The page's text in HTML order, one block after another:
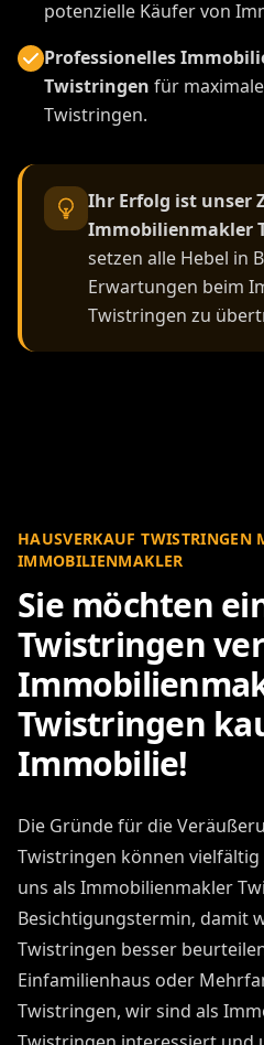
potenzielle Käufer von
Professionelles
Twistringen für
Twistringen.
Ihr Erfolg ist unser
Immobilienmakler
setzen alle Hebel in
Erwartungen beim
Twistringen zu
HAUSVERKAUF TWISTRINGEN
IMMOBILIENMAKLER
Sie möchten
Twistringen
Twistringen
Immobilie!
Die Gründe für die
Twistringen können vielfältig
uns als Immobilienmakler
Besichtigungstermin, damit
Twistringen besser
Einfamilienhaus oder
Twistringen, wir sind als